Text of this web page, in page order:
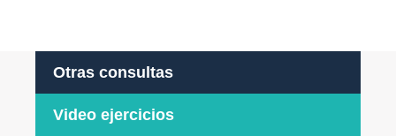
Otras consultas
Video ejercicios